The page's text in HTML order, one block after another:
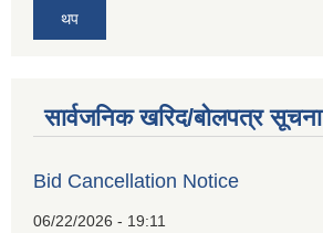
थप
सार्वजनिक खरिद/बोलपत्र सूचना
Bid Cancellation Notice
06/22/2026 - 19:11